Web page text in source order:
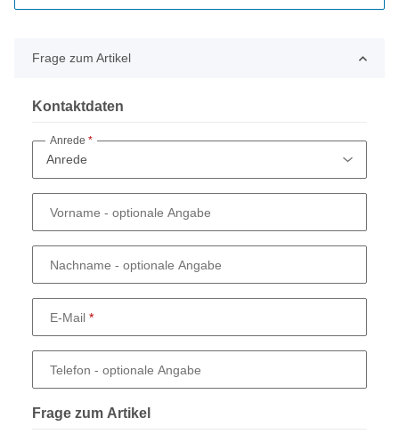
Frage zum Artikel
Kontaktdaten
Anrede
Vorname - optionale Angabe
Nachname - optionale Angabe
E-Mail
Telefon - optionale Angabe
Frage zum Artikel